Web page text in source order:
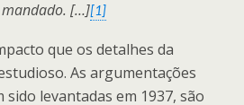
[…][1]
que os detalhes da
As argumentações
sido levantadas em 1937, são